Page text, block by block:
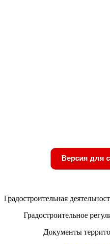
Версия для
Градостроительная
Градостроительное
Документы